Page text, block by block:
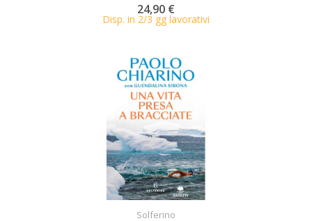
24,90 €
Disp. in 2/3 gg lavorativi
Solferino